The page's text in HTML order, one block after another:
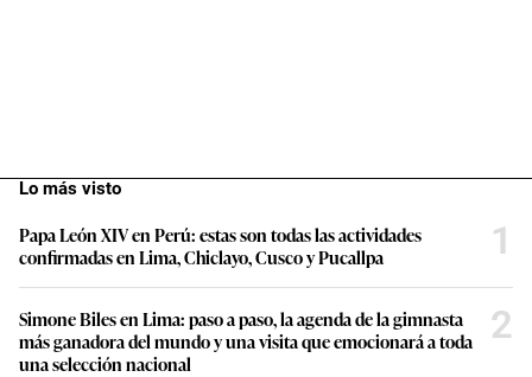
Lo más visto
Papa León XIV en Perú: estas son todas las actividades
confirmadas en Lima, Chiclayo, Cusco y Pucallpa
1
Simone Biles en Lima: paso a paso, la agenda de la gimnasta
más ganadora del mundo y una visita que emocionará a toda
una selección nacional
2